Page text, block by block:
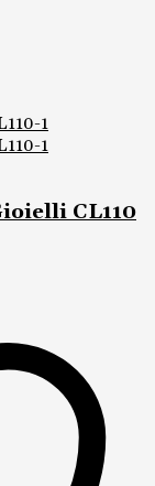
CL110